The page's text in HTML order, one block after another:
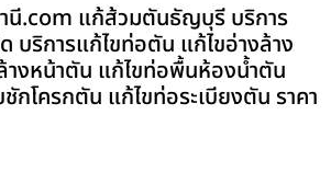
นี.com แก้ส้วมตันธัญบุรี บริการ
บริการแก้ไขท่อตัน แก้ไขอ่างล้าง
างหน้าตัน แก้ไขท่อพื้นห้องน้ำตัน
กโครกตัน แก้ไขท่อระเบียงตัน ราคา